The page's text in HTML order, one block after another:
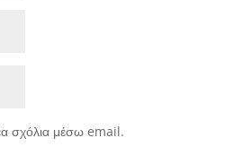
σχόλια μέσω email.